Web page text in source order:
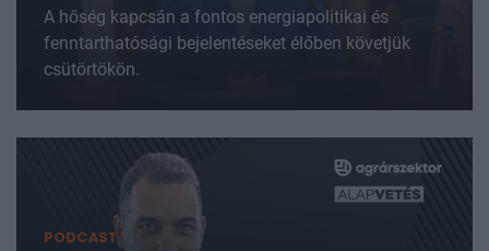
A hőség kapcsán a fontos energiapolitikai és
fenntarthatósági bejelentéseket élőben követjük
csütörtökön.
PODCAST